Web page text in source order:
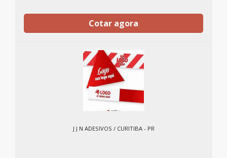
Cotar agora
J J N ADESIVOS / CURITIBA - PR